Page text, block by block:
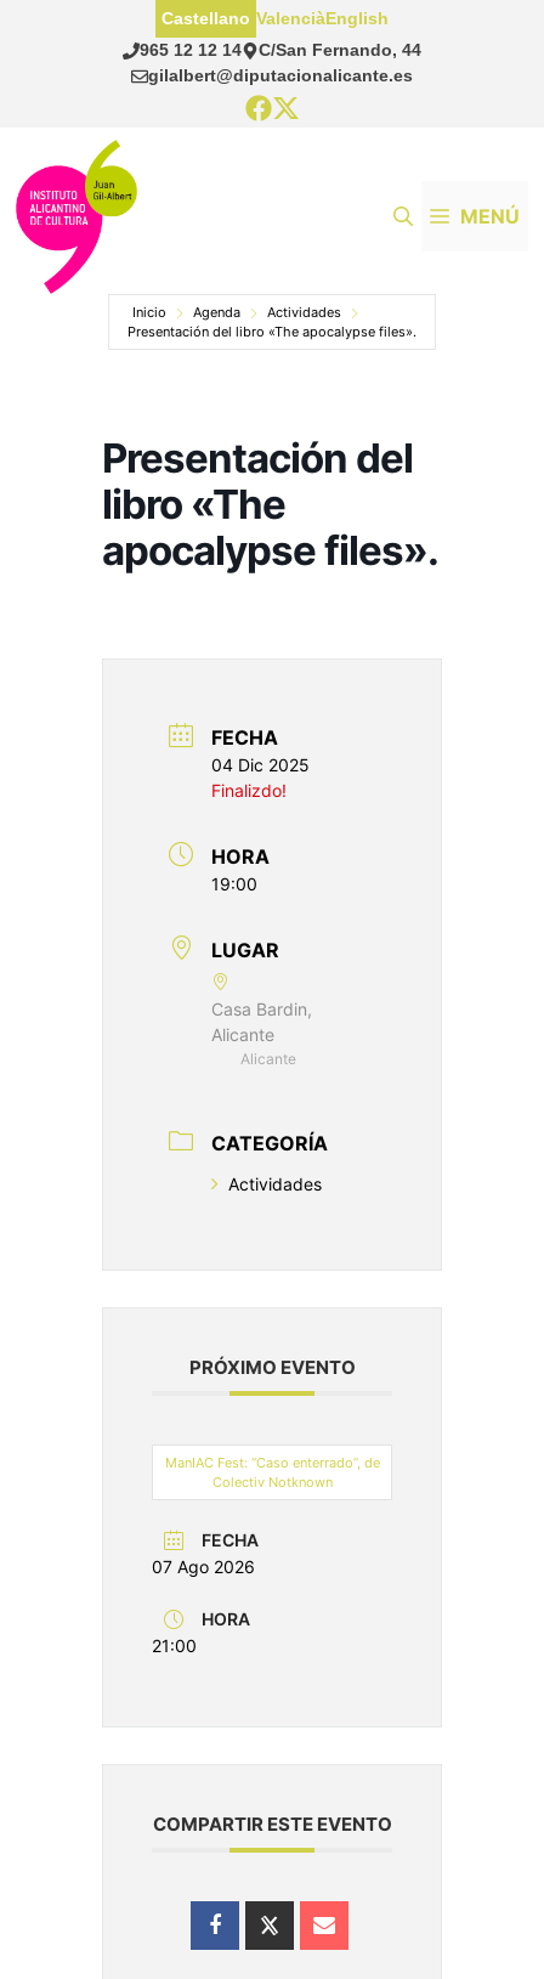
965 12 12 14
C/San Fernando, 44
gilalbert@diputacionalicante.es
Castellano ValenciàEnglish
MENÚ
Inicio Agenda
Actividades
Presentación del libro «The apocalypse files».
Presentación del
libro «The
apocalypse files».
FECHA
04 Dic 2025
Finalizdo!
HORA
19:00
LUGAR
Casa Bardin,
Alicante
Alicante
CATEGORÍA
Actividades
PRÓXIMO EVENTO
ManIAC Fest: “Caso enterrado”, de
Colectiv Notknown
FECHA
07 Ago 2026
HORA
21:00
COMPARTIR ESTE EVENTO